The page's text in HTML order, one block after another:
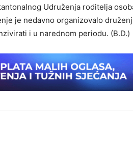
Udruženja roditelja
je nedavno organizovalo
i u narednom periodu. (B.D.)